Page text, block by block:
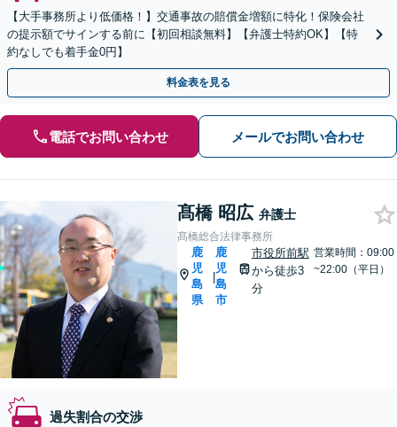
【大手事務所より低価格！】交通事故の賠償金増額に特化！保険会社
の提示額でサインする前に【初回相談無料】【弁護士特約OK】【特
約なしでも着手金0円】
料金表を見る
電話でお問い合わせ メールでお問い合わせ
髙橋 昭広 弁護士
髙橋総合法律事務所
鹿
児
島
県
|
鹿
児
島
市
市役所前駅
から徒歩3
分
営業時間：09:00
~22:00（平日）
過失割合の交渉